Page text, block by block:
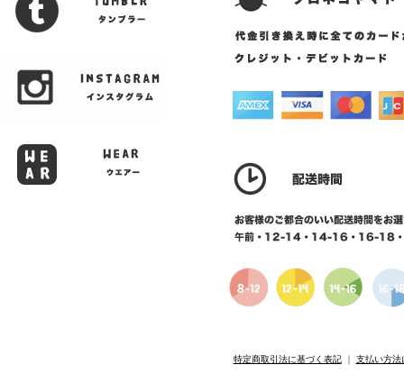
特定商取引法に基づく表記｜ 支払い方法